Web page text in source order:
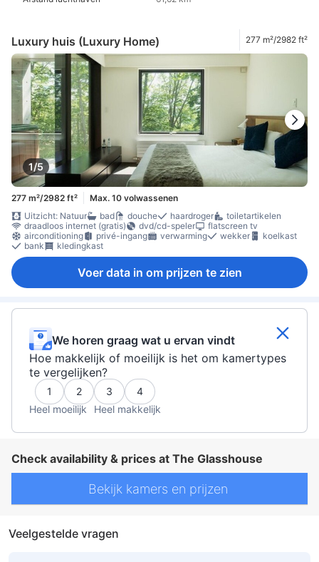
Luxury huis (Luxury Home) 277 m²/2982 ft²
1/5
277 m²/2982 ft²
Max. 10 volwassenen
Uitzicht: Natuur
bad douche haardroger
toiletartikelen
draadloos internet (gratis)
dvd/cd-speler
flatscreen tv
airconditioning
privé-ingang verwarming wekker
koelkast
bank
kledingkast
Voer data in om prijzen te zien
We horen graag wat u ervan vindt
Hoe makkelijk of moeilijk is het om kamertypes
te vergelijken?
1 2 3
4
Heel moeilijk
Heel makkelijk
Check availability & prices at The Glasshouse
Bekijk kamers en prijzen
Veelgestelde vragen